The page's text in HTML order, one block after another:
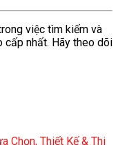
việc tìm kiếm và
cấp nhất. Hãy theo dõi